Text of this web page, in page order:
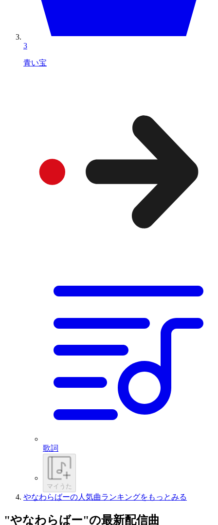
3
青い宝
歌詞
マイうた
やなわらばーの人気曲ランキングをもっとみる
"やなわらばー"の最新配信曲